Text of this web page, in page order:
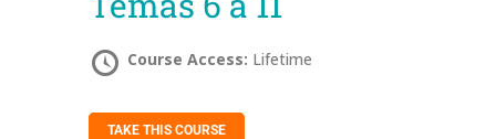
Course Access: Lifetime
TAKE THIS COURSE